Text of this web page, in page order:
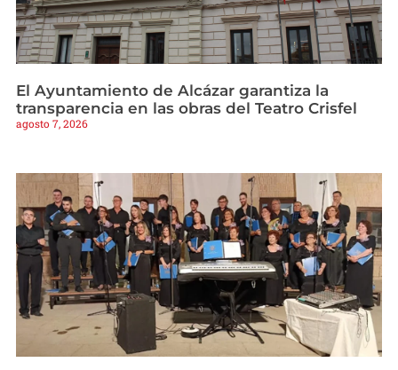
El Ayuntamiento de Alcázar garantiza la
transparencia en las obras del Teatro Crisfel
agosto 7, 2026